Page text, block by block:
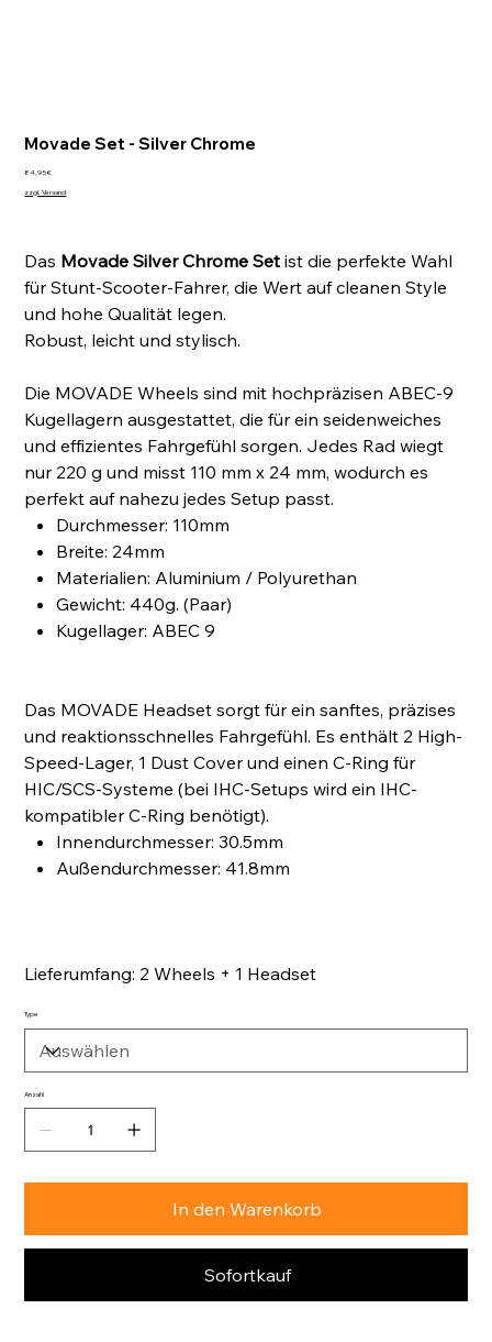
Movade Set - Silver Chrome
Preis
84,95 €
zzgl. Versand
Das Movade Silver Chrome Setist die perfekte Wahl
für Stunt-Scooter-Fahrer, die Wert auf cleanen Style
und hohe Qualität legen.
Robust, leicht und stylisch.
Die MOVADE Wheels sind mit hochpräzisen ABEC-9
Kugellagern ausgestattet, die für ein seidenweiches
und effizientes Fahrgefühl sorgen. Jedes Rad wiegt
nur 220 g und misst 110 mm x 24 mm, wodurch es
perfekt auf nahezu jedes Setup passt.
Durchmesser: 110mm
Breite: 24mm
Materialien: Aluminium / Polyurethan
Gewicht: 440g. (Paar)
Kugellager: ABEC 9
Das MOVADE Headset sorgt für ein sanftes, präzises
und reaktionsschnelles Fahrgefühl. Es enthält 2 High-
Speed-Lager, 1 Dust Cover und einen C-Ring für
HIC/SCS-Systeme (bei IHC-Setups wird ein IHC-
kompatibler C-Ring benötigt).
Innendurchmesser: 30.5mm
Außendurchmesser: 41.8mm
Lieferumfang: 2 Wheels + 1 Headset
Type
Anzahl
In den Warenkorb
Sofortkauf